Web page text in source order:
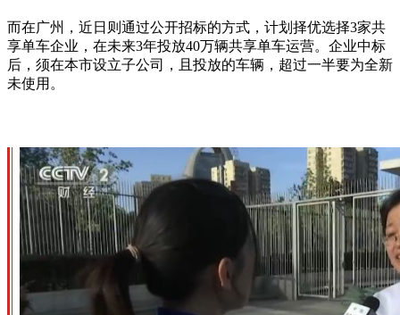
而在广州，近日则通过公开招标的方式，计划择优选择3家共
享单车企业，在未来3年投放40万辆共享单车运营。企业中标
后，须在本市设立子公司，且投放的车辆，超过一半要为全新
未使用。